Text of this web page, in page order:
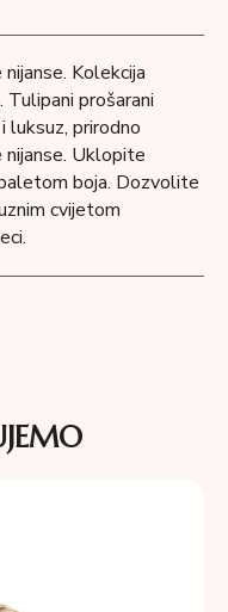
Kolekcija
Tulipani prošarani
luksuz, prirodno
nijanse. Uklopite
boja. Dozvolite
cvijetom